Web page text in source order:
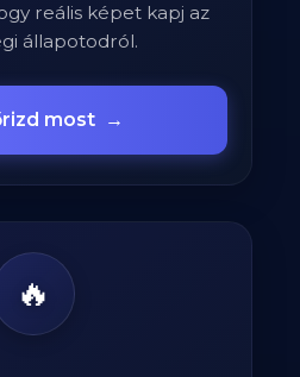
reális képet kapj az
állapotodról.
most →
🔥